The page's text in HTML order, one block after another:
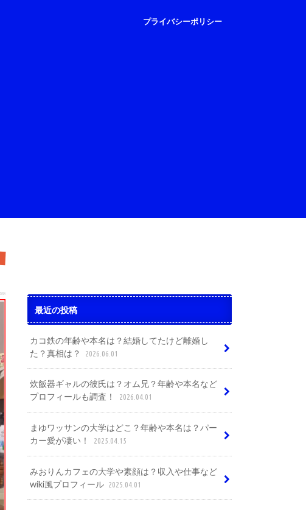
プライバシーポリシー
最近の投稿
カコ鉄の年齢や本名は？結婚してたけど離婚し
た？真相は？
2026.06.01
炊飯器ギャルの彼氏は？オム兄？年齢や本名など
プロフィールも調査！
2026.04.01
まゆワッサンの大学はどこ？年齢や本名は？パー
カー愛が凄い！
2025.04.15
みおりんカフェの大学や素顔は？収入や仕事など
wiki風プロフィール 2025.04.01